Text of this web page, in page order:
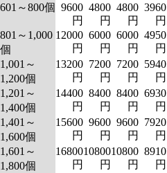
601～800個 9600
円
4800
円
4800
円
3960
円
801～1,000
個
12000
円
6000
円
6000
円
4950
円
1,001～
1,200個
13200
円
7200
円
7200
円
5940
円
1,201～
1,400個
14400
円
8400
円
8400
円
6930
円
1,401～
1,600個
15600
円
9600
円
9600
円
7920
円
1,601～
1,800個
16800
円
10800
円
10800
円
8910
円